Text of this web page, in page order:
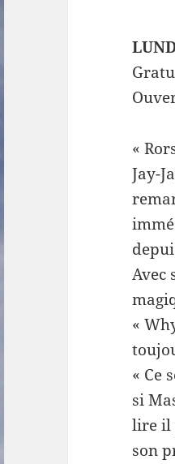
«
Jay-
Avec
«
« Ce
si
lire il
son